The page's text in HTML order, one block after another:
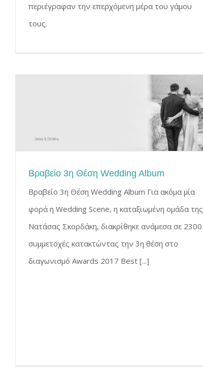
περιέγραφαν την επερχόμενη μέρα του γάμου
τους.
Βραβείο 3η Θέση Wedding Album
Βραβείο 3η Θέση Wedding Album Για ακόμα μία
φορά η Wedding Scene, η καταξιωμένη ομάδα της
Νατάσας Σκορδάκη, διακρίθηκε ανάμεσα σε 2300
συμμετοχές κατακτώντας την 3η θέση στο
διαγωνισμό Awards 2017 Best [...]